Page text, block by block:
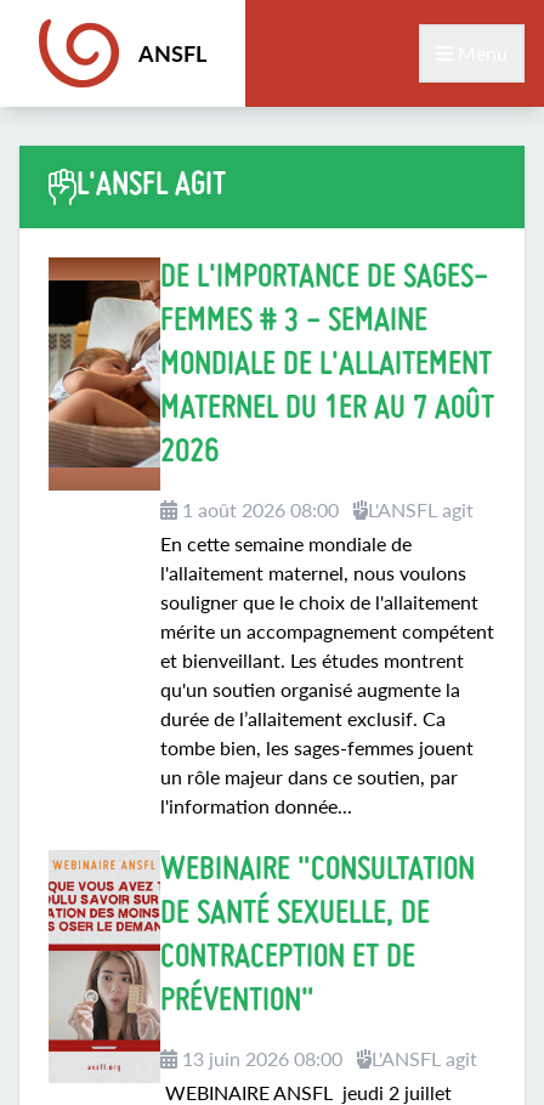
ANSFL
L'ANSFL AGIT
DE L'IMPORTANCE DE SAGES-
FEMMES # 3 - SEMAINE
MONDIALE DE L'ALLAITEMENT
MATERNEL DU 1ER AU 7 AOÛT
2026
1 août 2026 08:00
L'ANSFL agit
En cette semaine mondiale de
l'allaitement maternel, nous voulons
souligner que le choix de l'allaitement
mérite un accompagnement compétent
et bienveillant. Les études montrent
qu'un soutien organisé augmente la
durée de l’allaitement exclusif. Ca
tombe bien, les sages-femmes jouent
un rôle majeur dans ce soutien, par
l'information donnée...
WEBINAIRE "CONSULTATION
DE SANTÉ SEXUELLE, DE
CONTRACEPTION ET DE
PRÉVENTION"
13 juin 2026 08:00
L'ANSFL agit
WEBINAIRE ANSFL jeudi 2 juillet